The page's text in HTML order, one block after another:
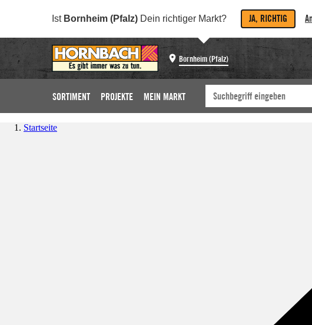
Ist Bornheim (Pfalz) Dein richtiger Markt? JA, RICHTIG
Bornheim (Pfalz)
SORTIMENT PROJEKTE MEIN MARKT
Startseite